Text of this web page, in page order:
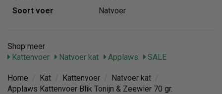
Soort voer
Natvoer
Shop meer
Kattenvoer
Natvoer kat Applaws SALE
Home Kat Kattenvoer Natvoer kat
Applaws Kattenvoer Blik Tonijn & Zeewier 70 gr.